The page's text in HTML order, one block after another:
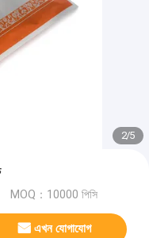
2/5
MOQ：10000 পিসি
এখন যোগাযোগ